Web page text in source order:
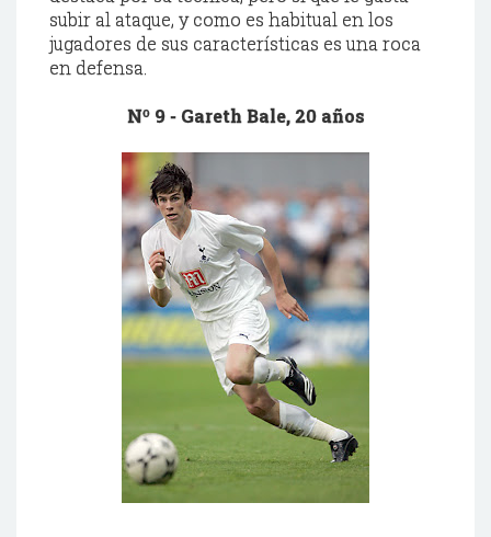
subir al ataque, y como es habitual en los
jugadores de sus características es una roca
en defensa.
Nº 9 -GarethBale, 20 años